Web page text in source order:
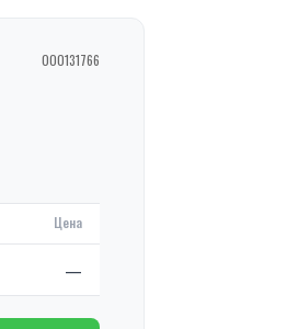
000131766
Цена
—